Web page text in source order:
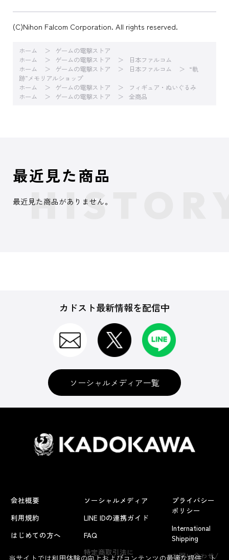
(C)Nihon Falcom Corporation. All rights reserved.
ホーム
ゲームの電撃ストア
ホーム
ゲームの電撃ストア
日本ファルコム
ホーム
ゲームの電撃ストア 日本ファルコム
“軌
跡”メモリアルショップ
ホーム
ゲームの電撃ストア
フィギュア・ぬいぐるみ
ホーム
ゲームの電撃ストア 全商品
よくあるお問い合わせ
最近見た商品
最近見た商品がありません。
カドスト最新情報を配信中
ソーシャルメディア一覧
会社概要
利用規約
はじめての方へ
ソーシャルメディア
LINE IDの連携ガイド
FAQ
特定商取引法に
プライバシー
ポリシー
International
Shipping
お問い合わせ/